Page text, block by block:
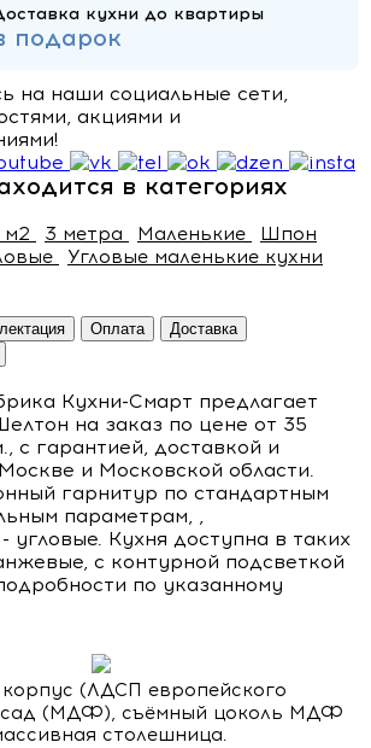
кухни до квартиры
подарок
на наши социальные сети,
акциями и
в категориях
м2 3 метра Маленькие
Шпон
Угловые маленькие кухни
Оплата
Доставка
Кухни-Смарт предлагает
на заказ по цене от 35
с гарантией, доставкой и
и Московской области.
гарнитур по стандартным
параметрам, ,
угловые. Кухня доступна в таких
с контурной подсветкой
по указанному
корпус (ЛДСП европейского
(МДФ), съёмный цоколь МДФ
столешница.